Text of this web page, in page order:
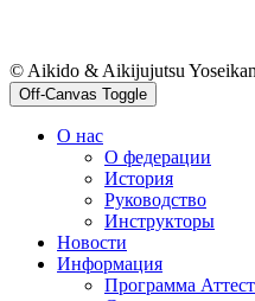
© Aikido & Aikijujutsu
Off-Canvas Toggle
О нас
О федерации
История
Руководство
Инструкторы
Новости
Информация
Программа